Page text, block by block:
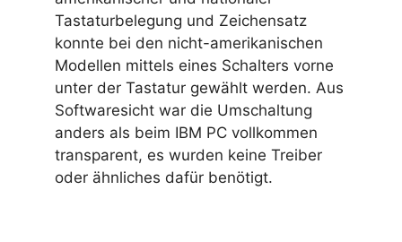
Tastaturbelegung und Zeichensatz
konnte bei den nicht-amerikanischen
Modellen mittels eines Schalters vorne
unter der Tastatur gewählt werden. Aus
Softwaresicht war die Umschaltung
anders als beim IBM PC vollkommen
transparent, es wurden keine Treiber
oder ähnliches dafür benötigt.